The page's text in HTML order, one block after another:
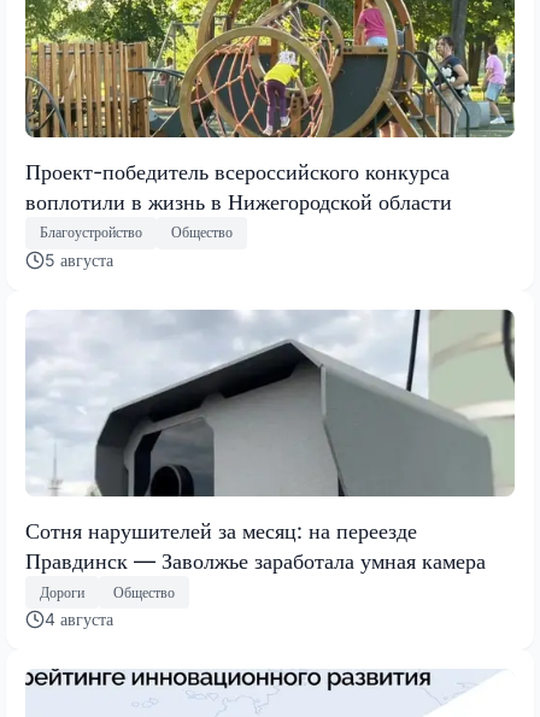
Проект-победитель всероссийского конкурса
воплотили в жизнь в Нижегородской области
Благоустройство Общество
5 августа
Сотня нарушителей за месяц: на переезде
Правдинск — Заволжье заработала умная камера
Дороги Общество
4 августа